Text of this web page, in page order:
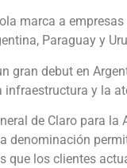
marca a
Paraguay y
gran debut en
infraestructura y la
de Claro para
denominación
que los clientes